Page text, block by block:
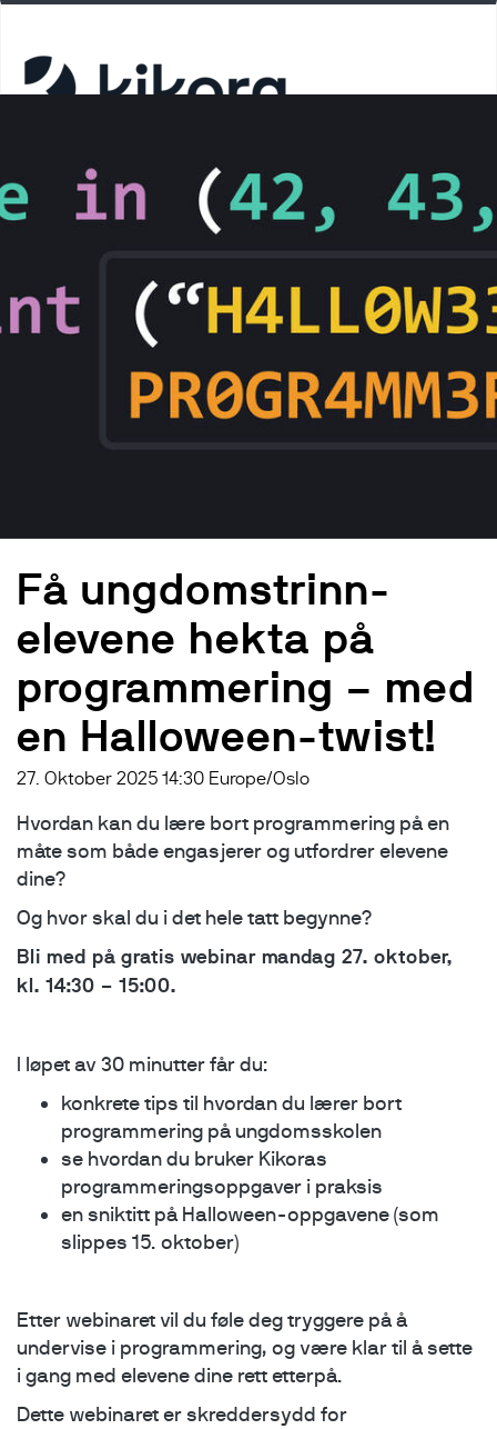
Få ungdomstrinn-
elevene hekta på
programmering – med
en Halloween-twist!
27. Oktober 2025 14:30 Europe/Oslo
Hvordan kan du lære bort programmering på en
måte som både engasjerer og utfordrer elevene
dine?
Og hvor skal du i det hele tatt begynne?
Bli med på gratis webinar mandag 27. oktober,
kl. 14:30 – 15:00.
I løpet av 30 minutter får du:
konkrete tips til hvordan du lærer bort
programmering på ungdomsskolen
se hvordan du bruker Kikoras
programmeringsoppgaver i praksis
en sniktitt på Halloween-oppgavene (som
slippes 15. oktober)
Etter webinaret vil du føle deg tryggere på å
undervise i programmering, og være klar til å sette
i gang med elevene dine rett etterpå.
Dette webinaret er skreddersydd for